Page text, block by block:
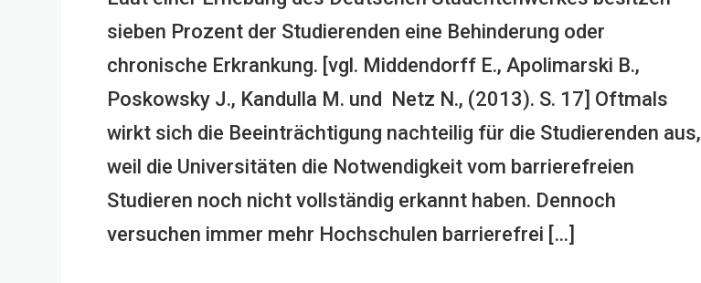
sieben Prozent der Studierenden eine Behinderung oder
chronische Erkrankung. [vgl. Middendorff E., Apolimarski B.,
Poskowsky J., Kandulla M. und Netz N., (2013). S. 17] Oftmals
wirkt sich die Beeinträchtigung nachteilig für die Studierenden aus,
weil die Universitäten die Notwendigkeit vom barrierefreien
Studieren noch nicht vollständig erkannt haben. Dennoch
versuchen immer mehr Hochschulen barrierefrei […]